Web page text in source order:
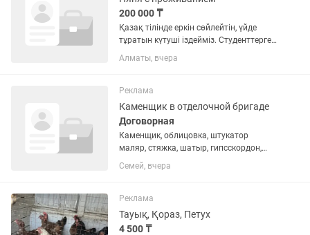
200 000 ₸
Қазақ тілінде еркін сөйлейтін, үйде
тұратын күтуші іздейміз. Студенттерге
немесе күндізгі сағат 16:00-ге дейін
жұмыс істейтіндерге де қолайлы.
Алматы, вчера
Реклама
Каменщик в отделочной бригаде
Договорная
Каменщик, облицовка, штукатор
маляр, стяжка, шатыр, гипсскордон,
кафел т, б жұмыс тарын под ключ үй,
магазин, қора баз, монша, гараж т, б
бригада бар, тез және сапалы...
Семей, вчера
Реклама
Тауық, Қораз, Петух
4 500 ₸